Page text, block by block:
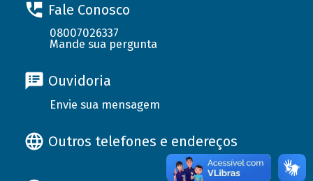
Fale Conosco
08007026337
Mande sua pergunta
Ouvidoria
Envie sua mensagem
Outros telefones e endereços